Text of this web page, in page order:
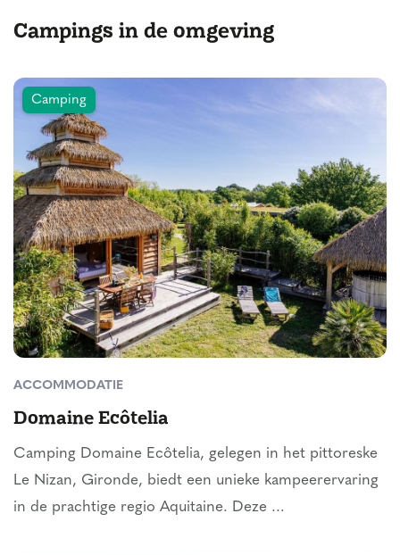
Campings in de omgeving
Camping
ACCOMMODATIE
Domaine Ecôtelia
Camping Domaine Ecôtelia, gelegen in het pittoreske
Le Nizan, Gironde, biedt een unieke kampeerervaring
in de prachtige regio Aquitaine. Deze ...